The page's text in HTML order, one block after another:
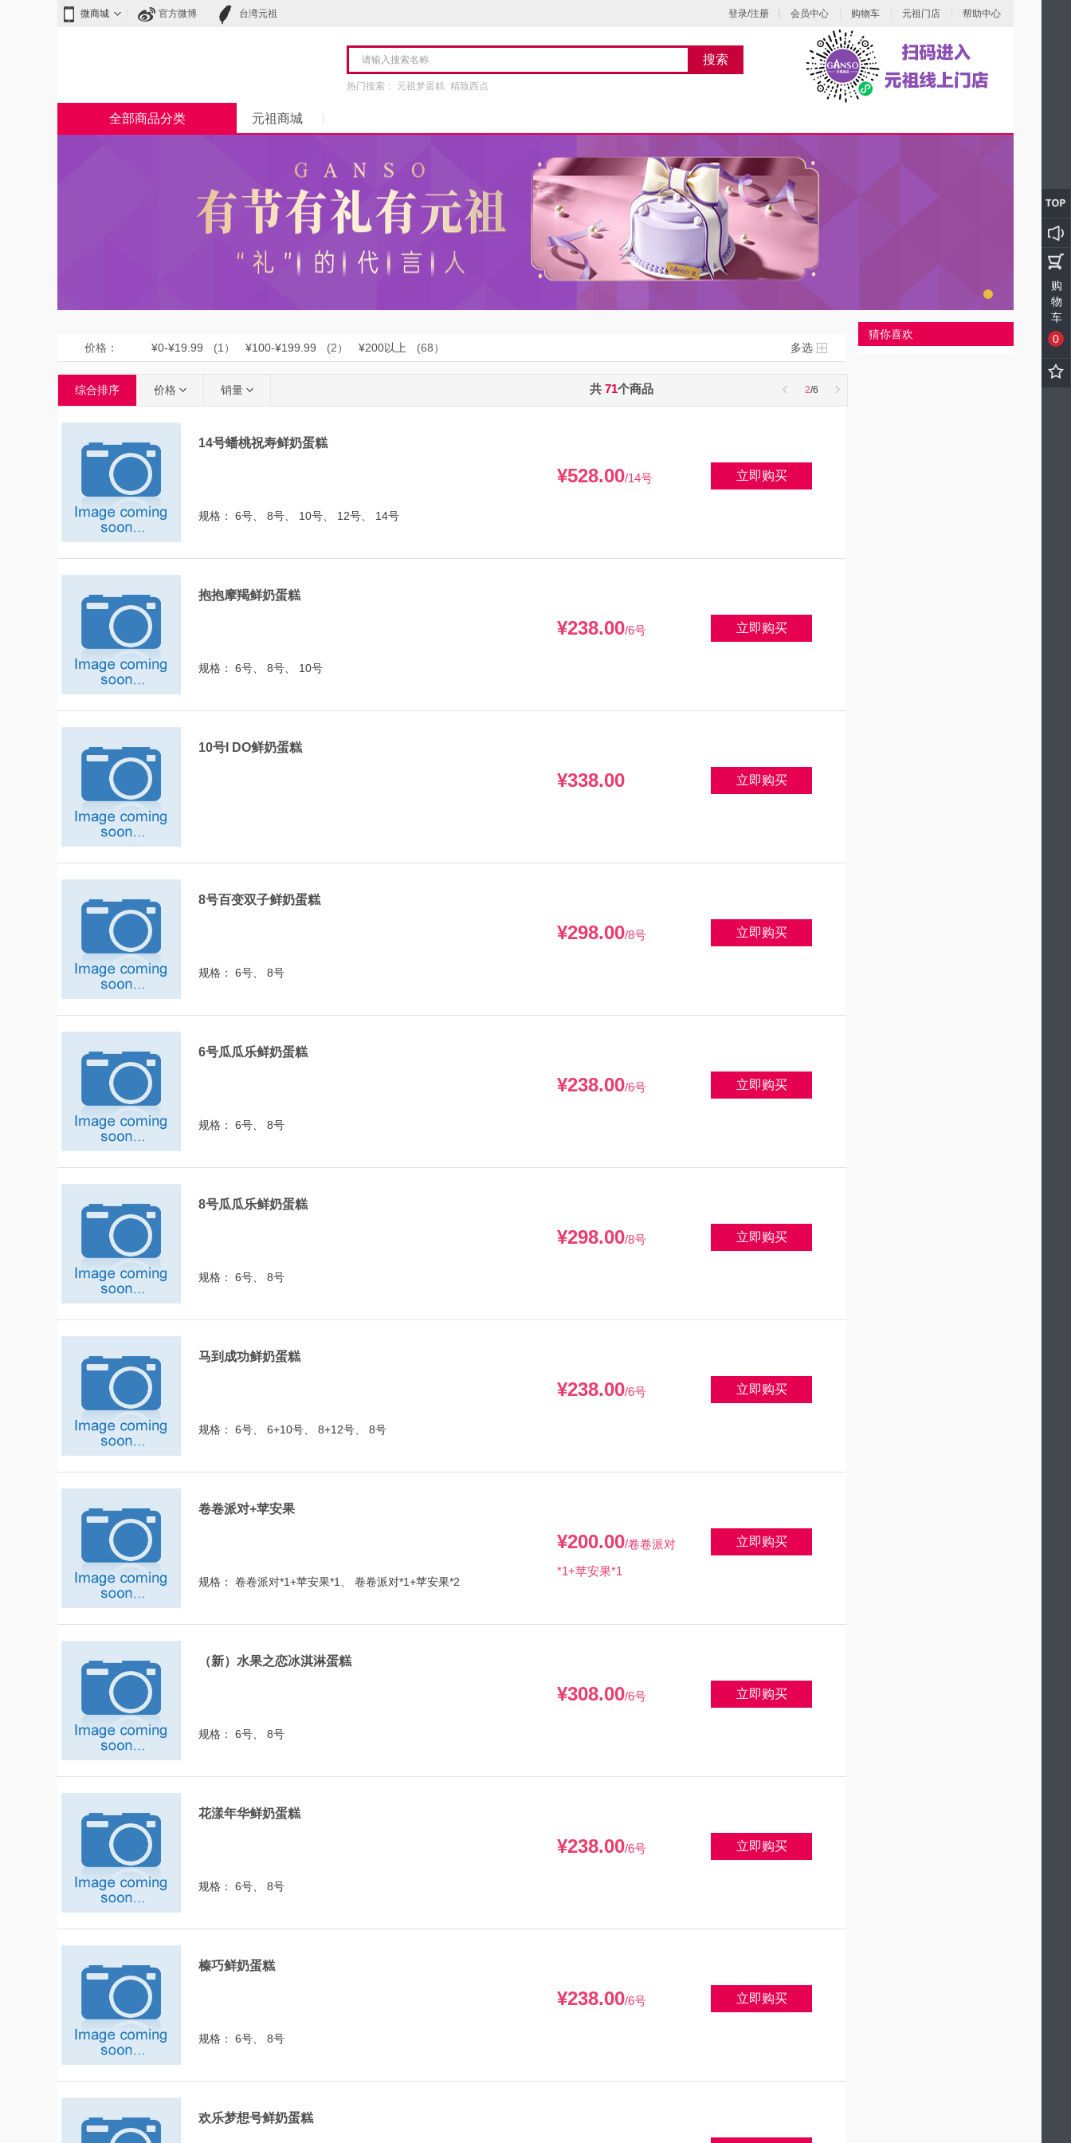
微商城 官方微博 台湾元祖 登录/注册 会员中心 购物车 元祖门店 帮助中心
搜索
热门搜索： 元祖梦蛋糕 精致西点
元祖商城
全部商品分类
价格： ¥0-¥19.99 (1） ¥100-¥199.99 (2） ¥200以上 (68） 多选
综合排序 价格 销量 共 71个商品 ‹ 2/6 ›
14号蟠桃祝寿鲜奶蛋糕
规格： 6号、 8号、 10号、 12号、 14号
¥528.00/14号 立即购买
抱抱摩羯鲜奶蛋糕
规格： 6号、 8号、 10号
¥238.00/6号 立即购买
10号I DO鲜奶蛋糕
¥338.00 立即购买
8号百变双子鲜奶蛋糕
规格： 6号、 8号
¥298.00/8号 立即购买
6号瓜瓜乐鲜奶蛋糕
规格： 6号、 8号
¥238.00/6号 立即购买
8号瓜瓜乐鲜奶蛋糕
规格： 6号、 8号
¥298.00/8号 立即购买
马到成功鲜奶蛋糕
规格： 6号、 6+10号、 8+12号、 8号
¥238.00/6号 立即购买
卷卷派对+苹安果
规格： 卷卷派对*1+苹安果*1、 卷卷派对*1+苹安果*2
¥200.00/卷卷派对
*1+苹安果*1
立即购买
（新）水果之恋冰淇淋蛋糕
规格： 6号、 8号
¥308.00/6号 立即购买
花漾年华鲜奶蛋糕
规格： 6号、 8号
¥238.00/6号 立即购买
榛巧鲜奶蛋糕
规格： 6号、 8号
¥238.00/6号 立即购买
欢乐梦想号鲜奶蛋糕
猜你喜欢
购
物
车
0